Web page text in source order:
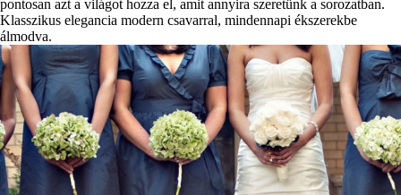
pontosan azt a világot hozza el, amit annyira szeretünk a sorozatban.
Klasszikus elegancia modern csavarral, mindennapi ékszerekbe
álmodva.